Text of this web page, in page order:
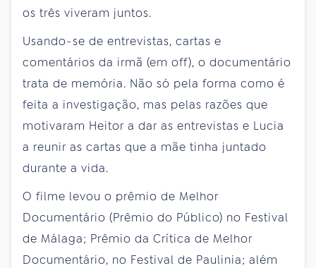
os três viveram juntos.
Usando-se de entrevistas, cartas e
comentários da irmã (em off), o documentário
trata de memória. Não só pela forma como é
feita a investigação, mas pelas razões que
motivaram Heitor a dar as entrevistas e Lucia
a reunir as cartas que a mãe tinha juntado
durante a vida.
O filme levou o prêmio de Melhor
Documentário (Prêmio do Público) no Festival
de Málaga; Prêmio da Crítica de Melhor
Documentário, no Festival de Paulinia; além